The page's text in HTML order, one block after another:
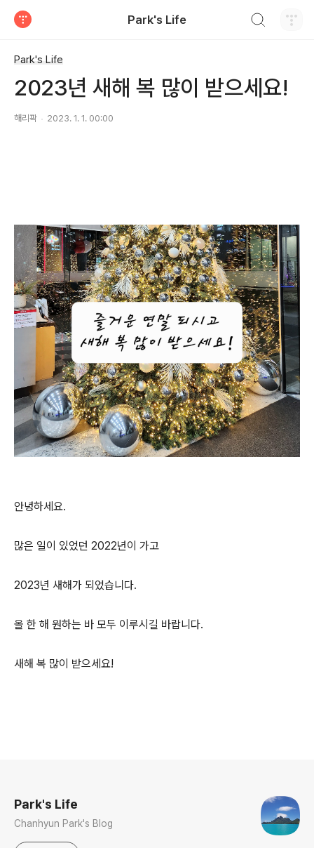
Park's Life
Park's Life
2023년 새해 복 많이 받으세요!
해리팍 2023. 1. 1. 00:00
안녕하세요.
많은 일이 있었던 2022년이 가고
2023년 새해가 되었습니다.
올 한 해 원하는 바 모두 이루시길 바랍니다.
새해 복 많이 받으세요!
Park's Life
Chanhyun Park's Blog